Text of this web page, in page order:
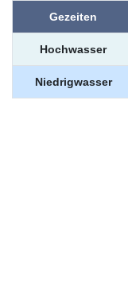
Gezeiten
Hochwasser
Niedrigwasser